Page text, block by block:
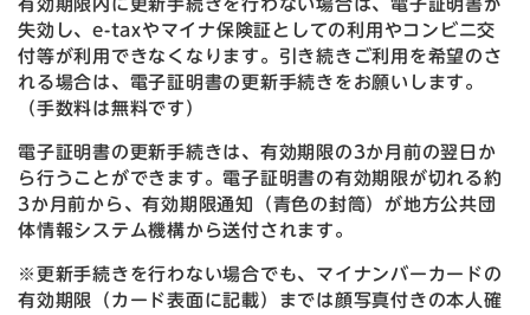
有効期限内に更新手続きを行わない場合は、電子証明書が
失効し、e-taxやマイナ保険証としての利用やコンビニ交
付等が利用できなくなります。引き続きご利用を希望のさ
れる場合は、電子証明書の更新手続きをお願いします。
（手数料は無料です）
電子証明書の更新手続きは、有効期限の3か月前の翌日か
ら行うことができます。電子証明書の有効期限が切れる約
3か月前から、有効期限通知（青色の封筒）が地方公共団
体情報システム機構から送付されます。
※更新手続きを行わない場合でも、マイナンバーカードの
有効期限（カード表面に記載）までは顔写真付きの本人確